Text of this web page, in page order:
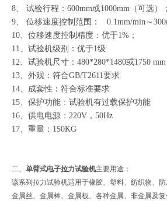
8、 试验行程：600mm或1000mm（可选）；
9、 位移速度控制范围： 0.1mm/min～
10、位移速度控制精度：优于1%；
11、试验机级别：优于1级
12、试验机尺寸：480*280*1480或1750 mm
13、外观：符合GB/T2611要求
14、成套性：符合标准要求
15、保护功能：试验机有过载保护功能
16、供电电源：220V，50Hz
17、重量：150KG
二、 单臂式电子拉力试验机主要用途：
该系列拉力试验机适用于橡胶、塑料、纺织物、防
金属丝、金属棒、金属板、各种金属、非金属及